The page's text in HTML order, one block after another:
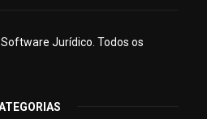
Jurídico. Todos os